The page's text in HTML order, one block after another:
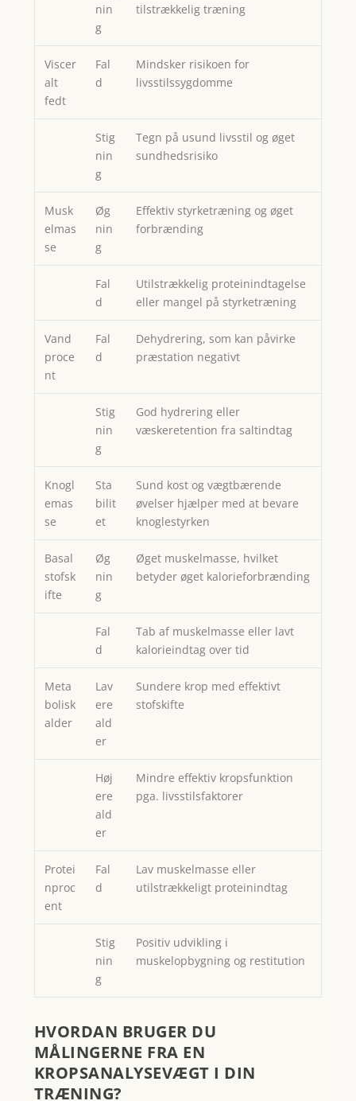
nin
g
tilstrækkelig træning
Viscer
alt
fedt
Fal
d
Mindsker risikoen for
livsstilssygdomme
Stig
nin
g
Tegn på usund livsstil og øget
sundhedsrisiko
Musk
elmas
se
Øg
nin
g
Effektiv styrketræning og øget
forbrænding
Fal
d
Utilstrækkelig proteinindtagelse
eller mangel på styrketræning
Vand
proce
nt
Fal
d
Dehydrering, som kan påvirke
præstation negativt
Stig
nin
g
God hydrering eller
væskeretention fra saltindtag
Knogl
emas
se
Sta
bilit
et
Sund kost og vægtbærende
øvelser hjælper med at bevare
knoglestyrken
Basal
stofsk
ifte
Øg
nin
g
Øget muskelmasse, hvilket
betyder øget kalorieforbrænding
Fal
d
Tab af muskelmasse eller lavt
kalorieindtag over tid
Meta
bolisk
alder
Lav
ere
ald
er
Sundere krop med effektivt
stofskifte
Høj
ere
ald
er
Mindre effektiv kropsfunktion
pga. livsstilsfaktorer
Protei
nproc
ent
Fal
d
Lav muskelmasse eller
utilstrækkeligt proteinindtag
Stig
nin
g
Positiv udvikling i
muskelopbygning og restitution
HVORDAN BRUGER DU
MÅLINGERNE FRA EN
KROPSANALYSEVÆGT I DIN
TRÆNING?